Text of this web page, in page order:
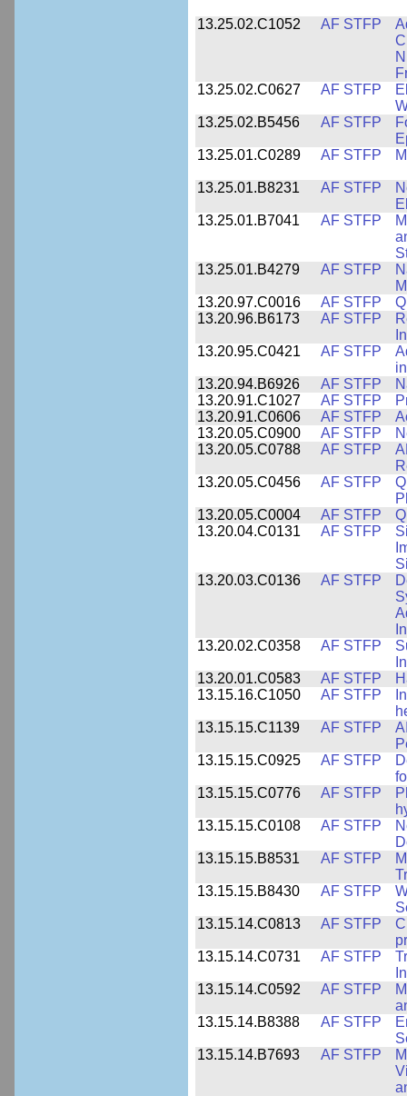
13.25.02.C1052 AF STFP
13.25.02.C0627
AF STFP
13.25.02.B5456
AF STFP
13.25.01.C0289
AF STFP
13.25.01.B8231 AF STFP
13.25.01.B7041
AF STFP
13.25.01.B4279
AF STFP
13.20.97.C0016
AF STFP
13.20.96.B6173
AF STFP
13.20.95.C0421
AF STFP
13.20.94.B6926
AF STFP
13.20.91.C1027
AF STFP
13.20.91.C0606
AF STFP
13.20.05.C0900
AF STFP
13.20.05.C0788
AF STFP
13.20.05.C0456
AF STFP
13.20.05.C0004
AF STFP
13.20.04.C0131
AF STFP
13.20.03.C0136
AF STFP
13.20.02.C0358
AF STFP
13.20.01.C0583
AF STFP
13.15.16.C1050
AF STFP
13.15.15.C1139
AF STFP
13.15.15.C0925
AF STFP
13.15.15.C0776
AF STFP
13.15.15.C0108
AF STFP
13.15.15.B8531
AF STFP
13.15.15.B8430
AF STFP
13.15.14.C0813
AF STFP
13.15.14.C0731
AF STFP
13.15.14.C0592
AF STFP
13.15.14.B8388
AF STFP
13.15.14.B7693
AF STFP